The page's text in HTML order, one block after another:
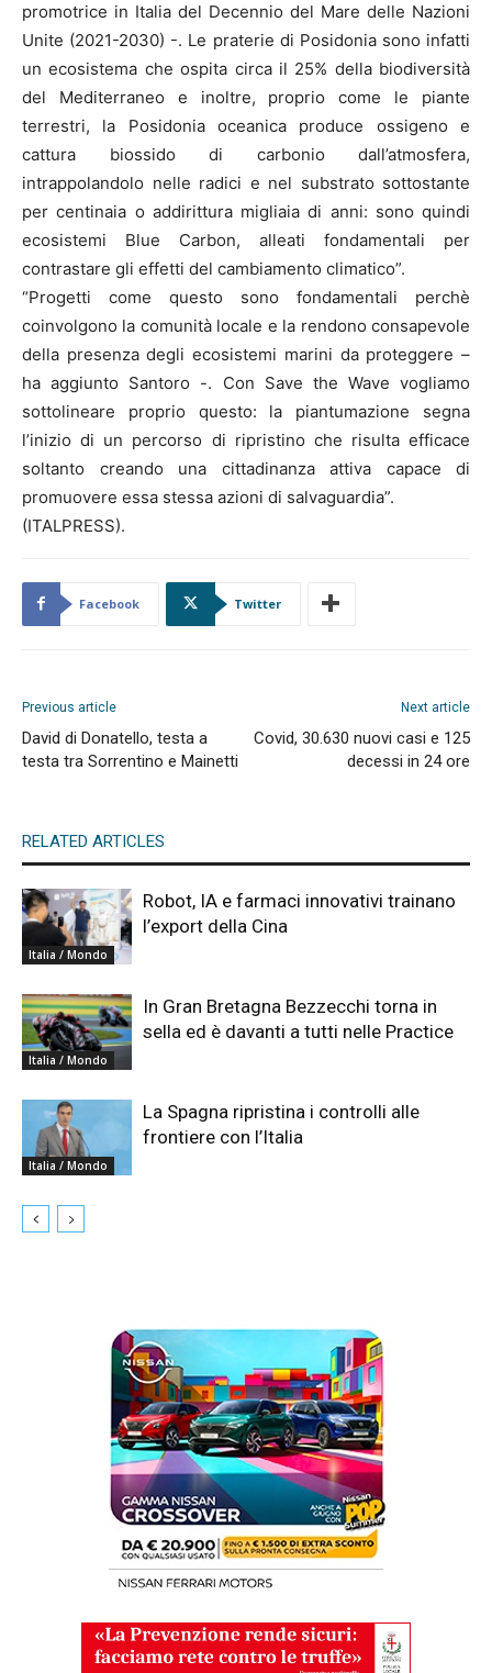
promotrice in Italia del Decennio del Mare delle Nazioni
Unite (2021-2030) -. Le praterie di Posidonia sono infatti
un ecosistema che ospita circa il 25% della biodiversità
del Mediterraneo e inoltre, proprio come le piante
terrestri, la Posidonia oceanica produce ossigeno e
cattura biossido di carbonio dall’atmosfera,
intrappolandolo nelle radici e nel substrato sottostante
per centinaia o addirittura migliaia di anni: sono quindi
ecosistemi Blue Carbon, alleati fondamentali per
contrastare gli effetti del cambiamento climatico”.
“Progetti come questo sono fondamentali perchè
coinvolgono la comunità locale e la rendono consapevole
della presenza degli ecosistemi marini da proteggere –
ha aggiunto Santoro -. Con Save the Wave vogliamo
sottolineare proprio questo: la piantumazione segna
l’inizio di un percorso di ripristino che risulta efficace
soltanto creando una cittadinanza attiva capace di
promuovere essa stessa azioni di salvaguardia”.
(ITALPRESS).
Facebook Twitter
Previous article
David di Donatello, testa a
testa tra Sorrentino e Mainetti
Next article
Covid, 30.630 nuovi casi e 125
decessi in 24 ore
RELATED ARTICLES
Italia / Mondo
Robot, IA e farmaci innovativi trainano
l’export della Cina
Italia / Mondo
In Gran Bretagna Bezzecchi torna in
sella ed è davanti a tutti nelle Practice
Italia / Mondo
La Spagna ripristina i controlli alle
frontiere con l’Italia